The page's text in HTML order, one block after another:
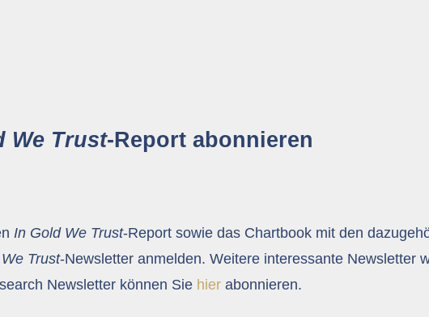
We Trust-Report abonnieren
In Gold We Trust-Report sowie das Chartbook mit den
Trust-Newsletter anmelden. Weitere interessante Newsletter
Newsletter können Sie hierabonnieren.